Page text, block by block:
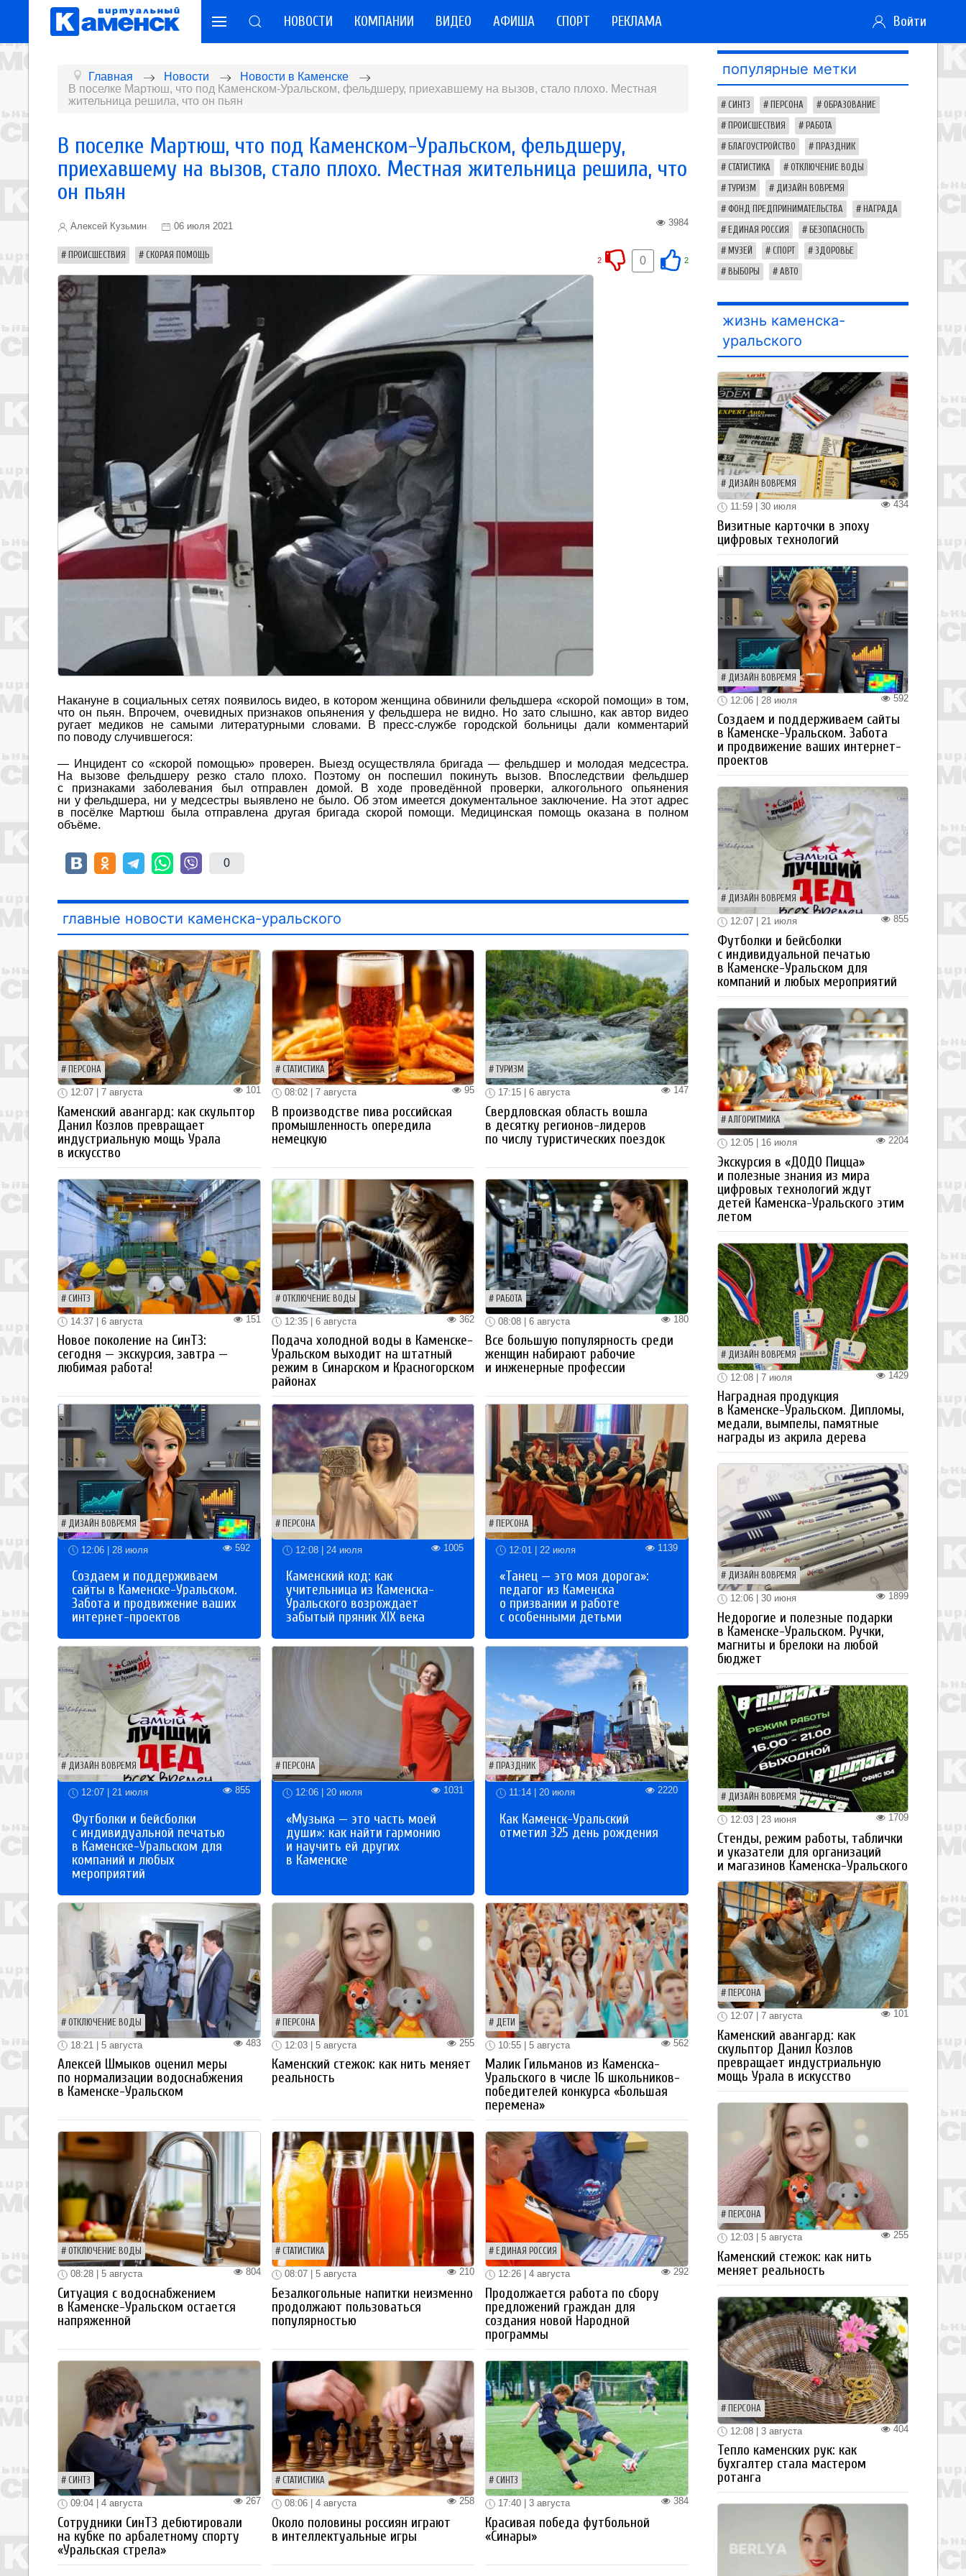
НОВОСТИ КОМПАНИИ ВИДЕО АФИША СПОРТ РЕКЛАМА Войти
Главная Новости
Новости в Каменске
В поселке Мартюш, что под Каменском-Уральском, фельдшеру, приехавшему на вызов, стало плохо. Местная
жительница решила, что он пьян
В поселке Мартюш, что под Каменском-Уральском, фельдшеру,
приехавшему на вызов, стало плохо. Местная жительница решила, что
он пьян
Алексей Кузьмин 06 июля 2021 3984
ПРОИСШЕСТВИЯ СКОРАЯ ПОМОЩЬ 2
0
2
Накануне в социальных сетях появилось видео, в котором женщина обвинили фельдшера «скорой помощи» в том,
что он пьян. Впрочем, очевидных признаков опьянения у фельдшера не видно. Но зато слышно, как автор видео
ругает медиков не самыми литературными словами. В пресс-службе городской больницы дали комментарий
по поводу случившегося:
— Инцидент со «скорой помощью» проверен. Выезд осуществляла бригада — фельдшер и молодая медсестра.
На вызове фельдшеру резко стало плохо. Поэтому он поспешил покинуть вызов. Впоследствии фельдшер
с признаками заболевания был отправлен домой. В ходе проведённой проверки, алкогольного опьянения
ни у фельдшера, ни у медсестры выявлено не было. Об этом имеется документальное заключение. На этот адрес
в посёлке Мартюш была отправлена другая бригада скорой помощи. Медицинская помощь оказана в полном
объёме.
0
главные новости каменска-уральского
ПЕРСОНА
101
12:07 | 7 августа
Каменский авангард: как скульптор
Данил Козлов превращает
индустриальную мощь Урала
в искусство
СТАТИСТИКА
95
08:02 | 7 августа
В производстве пива российская
промышленность опередила
немецкую
ТУРИЗМ
147
17:15 | 6 августа
Свердловская область вошла
в десятку регионов-лидеров
по числу туристических поездок
СИНТЗ
151
14:37 | 6 августа
Новое поколение на СинТЗ:
сегодня — экскурсия, завтра —
любимая работа!
ОТКЛЮЧЕНИЕ ВОДЫ
362
12:35 | 6 августа
Подача холодной воды в Каменске-
Уральском выходит на штатный
режим в Синарском и Красногорском
районах
РАБОТА
180
08:08 | 6 августа
Все большую популярность среди
женщин набирают рабочие
и инженерные профессии
ДИЗАЙН ВОВРЕМЯ
12:06 | 28 июля 592
Создаем и поддерживаем
сайты в Каменске-Уральском.
Забота и продвижение ваших
интернет-проектов
ПЕРСОНА
12:08 | 24 июля 1005
Каменский код: как
учительница из Каменска-
Уральского возрождает
забытый пряник XIX века
ПЕРСОНА
12:01 | 22 июля 1139
«Танец — это моя дорога»:
педагог из Каменска
о призвании и работе
с особенными детьми
ДИЗАЙН ВОВРЕМЯ
12:07 | 21 июля 855
Футболки и бейсболки
с индивидуальной печатью
в Каменске-Уральском для
компаний и любых
мероприятий
ПЕРСОНА
12:06 | 20 июля 1031
«Музыка — это часть моей
души»: как найти гармонию
и научить ей других
в Каменске
ПРАЗДНИК
11:14 | 20 июля 2220
Как Каменск-Уральский
отметил 325 день рождения
ОТКЛЮЧЕНИЕ ВОДЫ
483
18:21 | 5 августа
Алексей Шмыков оценил меры
по нормализации водоснабжения
в Каменске-Уральском
ПЕРСОНА
255
12:03 | 5 августа
Каменский стежок: как нить меняет
реальность
ДЕТИ
562
10:55 | 5 августа
Малик Гильманов из Каменска-
Уральского в числе 16 школьников-
победителей конкурса «Большая
перемена»
ОТКЛЮЧЕНИЕ ВОДЫ
804
08:28 | 5 августа
Ситуация с водоснабжением
в Каменске-Уральском остается
напряженной
СТАТИСТИКА
210
08:07 | 5 августа
Безалкогольные напитки неизменно
продолжают пользоваться
популярностью
ЕДИНАЯ РОССИЯ
292
12:26 | 4 августа
Продолжается работа по сбору
предложений граждан для
создания новой Народной
программы
СИНТЗ
267
09:04 | 4 августа
Сотрудники СинТЗ дебютировали
на кубке по арбалетному спорту
«Уральская стрела»
СТАТИСТИКА
258
08:06 | 4 августа
Около половины россиян играют
в интеллектуальные игры
СИНТЗ
384
17:40 | 3 августа
Красивая победа футбольной
«Синары»
популярные метки
СИНТЗ ПЕРСОНА ОБРАЗОВАНИЕ
ПРОИСШЕСТВИЯ РАБОТА
БЛАГОУСТРОЙСТВО ПРАЗДНИК
СТАТИСТИКА ОТКЛЮЧЕНИЕ ВОДЫ
ТУРИЗМ ДИЗАЙН ВОВРЕМЯ
ФОНД ПРЕДПРИНИМАТЕЛЬСТВА НАГРАДА
ЕДИНАЯ РОССИЯ БЕЗОПАСНОСТЬ
МУЗЕЙ СПОРТ ЗДОРОВЬЕ
ВЫБОРЫ АВТО
жизнь каменска-
уральского
ДИЗАЙН ВОВРЕМЯ
434
11:59 | 30 июля
Визитные карточки в эпоху
цифровых технологий
ДИЗАЙН ВОВРЕМЯ
592
12:06 | 28 июля
Создаем и поддерживаем сайты
в Каменске-Уральском. Забота
и продвижение ваших интернет-
проектов
ДИЗАЙН ВОВРЕМЯ
855
12:07 | 21 июля
Футболки и бейсболки
с индивидуальной печатью
в Каменске-Уральском для
компаний и любых мероприятий
АЛГОРИТМИКА
2204
12:05 | 16 июля
Экскурсия в «ДОДО Пицца»
и полезные знания из мира
цифровых технологий ждут
детей Каменска-Уральского этим
летом
ДИЗАЙН ВОВРЕМЯ
1429
12:08 | 7 июля
Наградная продукция
в Каменске-Уральском. Дипломы,
медали, вымпелы, памятные
награды из акрила дерева
ДИЗАЙН ВОВРЕМЯ
1899
12:06 | 30 июня
Недорогие и полезные подарки
в Каменске-Уральском. Ручки,
магниты и брелоки на любой
бюджет
ДИЗАЙН ВОВРЕМЯ
1709
12:03 | 23 июня
Стенды, режим работы, таблички
и указатели для организаций
и магазинов Каменска-Уральского
ПЕРСОНА
101
12:07 | 7 августа
Каменский авангард: как
скульптор Данил Козлов
превращает индустриальную
мощь Урала в искусство
ПЕРСОНА
255
12:03 | 5 августа
Каменский стежок: как нить
меняет реальность
ПЕРСОНА
404
12:08 | 3 августа
Тепло каменских рук: как
бухгалтер стала мастером
ротанга